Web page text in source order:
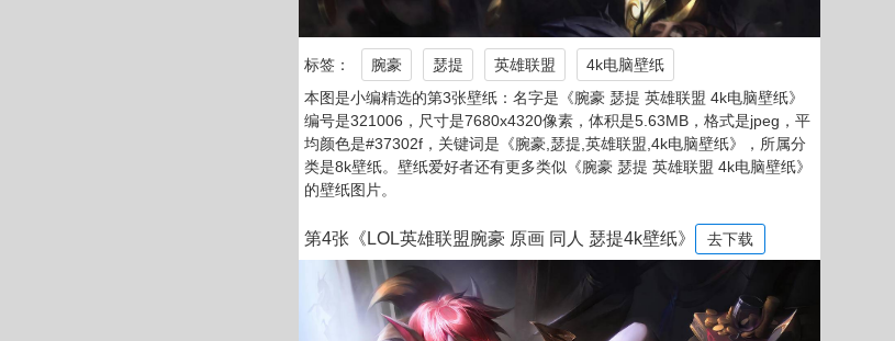
标签： 腕豪 瑟提 英雄联盟
4k电脑壁纸
本图是小编精选的第3张壁纸：名字是《腕豪 瑟提 英雄联盟 4k电脑壁纸》
编号是321006，尺寸是7680x4320像素，体积是5.63MB，格式是jpeg，平
均颜色是#37302f，关键词是《腕豪,瑟提,英雄联盟,4k电脑壁纸》，所属分
类是8k壁纸。壁纸爱好者还有更多类似《腕豪 瑟提 英雄联盟 4k电脑壁纸》
的壁纸图片。
第4张《LOL英雄联盟腕豪 原画 同人 瑟提4k壁纸》 去下载